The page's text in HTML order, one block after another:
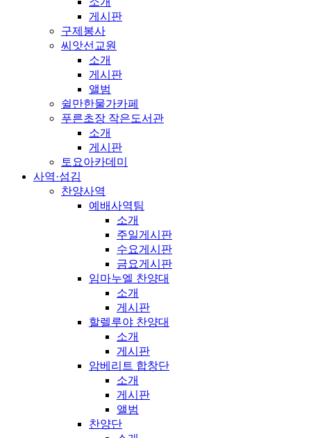
게시판
구제봉사
씨앗선교원
소개
게시판
앨범
쉴만한물가카페
푸른초장 작은도서관
소개
게시판
토요아카데미
사역·섬김
찬양사역
예배사역팀
소개
주일게시판
수요게시판
금요게시판
임마누엘 찬양대
소개
게시판
할렐루야 찬양대
소개
게시판
암베리트 합창단
소개
게시판
앨범
찬양단